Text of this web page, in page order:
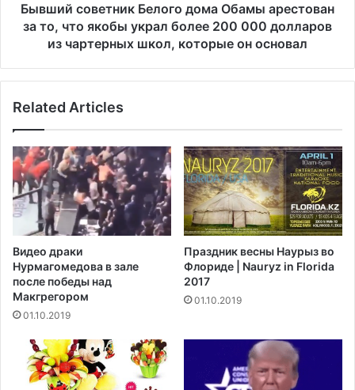
н
н
а
т
ь
у
ч
т
е
л
е
й
е
г
о
д
о
О
б
а
ы
Бывший советник Белого дома Обамы арестован
за то, что якобы украл более 200 000 долларов
из чартерных школ, которые он основал
Related Articles
Видео драки
Нурмагомедова в зале
после победы над
Макгрегором‍
01.10.2019
Праздник весны Наурыз во
Флориде | Nauryz in Florida
2017
01.10.2019